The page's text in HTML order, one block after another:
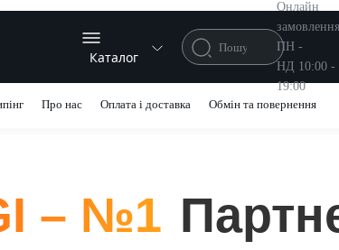
Каталог
Онлайн
замовлення
ПН -
НД 10:00 -
19:00
Про нас Оплата і доставка Обмін та повернення
– №1